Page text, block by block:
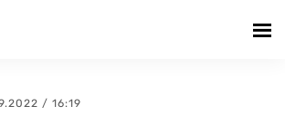
/ 16:19